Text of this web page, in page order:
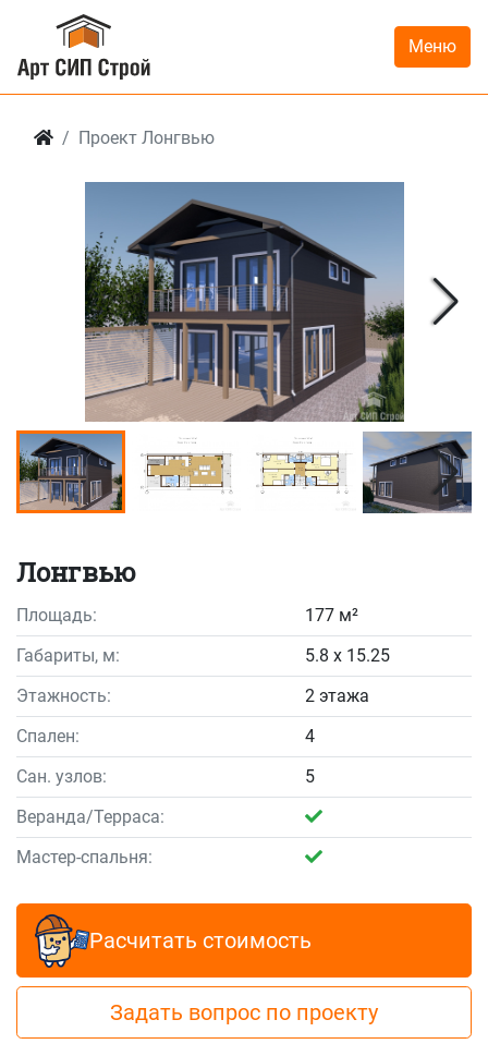
Меню
Проект Лонгвью
Лонгвью
Площадь:
177 м²
Габариты, м:
5.8 x 15.25
Этажность:
2 этажа
Спален:
4
Сан. узлов:
5
Веранда/Терраса:
Мастер-спальня:
Расчитать стоимость
Задать вопрос по проекту